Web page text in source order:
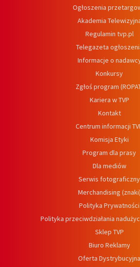
Ogłoszenia
Akademia
Regulamin tvp.pl
Telegazeta
Informacje o
Konkursy
Zgłoś program
Kariera w TVP
Kontakt
Centrum informacji
Komisja Etyki
Program dla prasy
Dla mediów
Serwis fotograficzny
Merchandising (znaki)
Polityka Prywatności
Polityka przeciwdziałania
Sklep TVP
Biuro Reklamy
Oferta Dystrybucyjna